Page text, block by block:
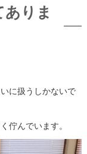
りま
に扱うしかないで
佇んでいます。